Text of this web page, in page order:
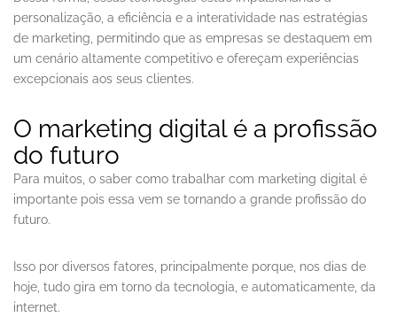
personalização, a eficiência e a interatividade nas estratégias
de marketing, permitindo que as empresas se destaquem em
um cenário altamente competitivo e ofereçam experiências
excepcionais aos seus clientes.
O marketing digital é a profissão
do futuro
Para muitos, o saber como trabalhar com marketing digital é
importante pois essa vem se tornando a grande profissão do
futuro.
Isso por diversos fatores, principalmente porque, nos dias de
hoje, tudo gira em torno da tecnologia, e automaticamente, da
internet.